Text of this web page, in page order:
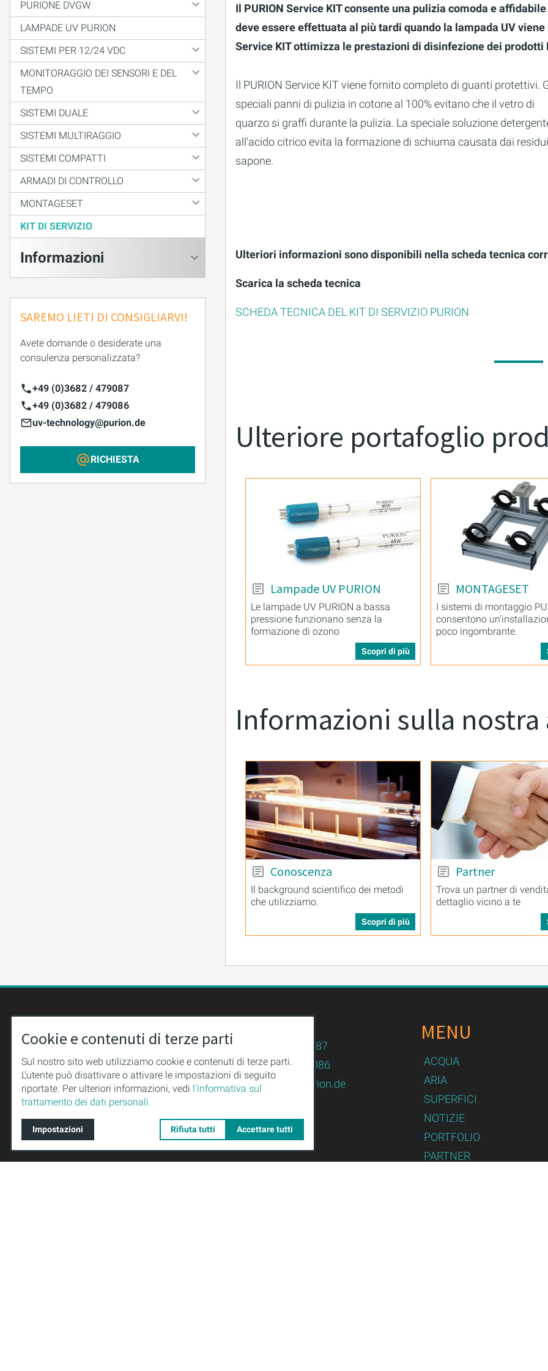
Il PURION Service KIT consente una pulizia comoda e
deve essere effettuata al più tardi quando la lampada UV
Service KIT ottimizza le prestazioni di disinfezione dei prodotti
Il PURION Service KIT viene fornito completo di guanti protettivi.
speciali panni di pulizia in cotone al 100% evitano che il vetro di
quarzo si graffi durante la pulizia. La speciale soluzione
all'acido citrico evita la formazione di schiuma causata dai
sapone.
Ulteriori informazioni sono disponibili nella scheda tecnica
Scarica la scheda tecnica
SCHEDA TECNICA DEL KIT DI SERVIZIO PURION
Ulteriore portafoglio
Lampade UV PURION
Le lampade UV PURION a bassa
pressione funzionano senza la
formazione di ozono
Scopri di più
MONTAGESET
I sistemi di montaggio
consentono
poco ingombrante.
Informazioni sulla nostra
Conoscenza
Il background scientifico dei metodi
che utilizziamo.
Scopri di più
Partner
Trova un partner di
dettaglio vicino a te
PURIONE DVGW
LAMPADE UV PURION
SISTEMI PER 12/24 VDC
MONITORAGGIO DEI SENSORI E DEL
TEMPO
SISTEMI DUALE
SISTEMI MULTIRAGGIO
SISTEMI COMPATTI
ARMADI DI CONTROLLO
MONTAGESET
KIT DI SERVIZIO
Informazioni
SAREMO LIETI DI CONSIGLIARVI!
Avete domande o desiderate una
consulenza personalizzata?
+49 (0)3682 / 479087
+49 (0)3682 / 479086
uv-technology@purion.de
RICHIESTA
CONTATTI
PURION GmbH
Meininger Straße 41
98544 Zella-Mehlis
Germania
+49 (0)3682 / 479087
+49 (0)3682 / 479086
uv-technology@purion.de
MENU
ACQUA
ARIA
SUPERFICI
NOTIZIE
PORTFOLIO
PARTNER
Cookie e contenuti di terze parti
Sul nostro sito web utilizziamo cookie e contenuti di terze parti.
L'utente può disattivare o attivare le impostazioni di seguito
riportate. Per ulteriori informazioni, vedi l’informativa sul
trattamento dei dati personali.
Impostazioni Rifiuta tutti Accettare tutti